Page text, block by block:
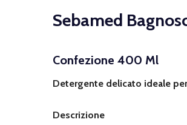
Sebamed
Confezione 400 Ml
Detergente delicato ideale
Descrizione